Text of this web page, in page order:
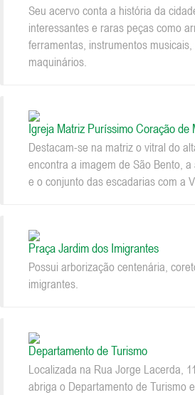
Seu acervo conta a história da
interessantes e raras peças como
ferramentas, instrumentos
maquinários.
Igreja Matriz Puríssimo Coração de
Destacam-se na matriz o vitral do
encontra a imagem de São Bento,
e o conjunto das escadarias com a
Praça Jardim dos Imigrantes
Possui arborização centenária,
imigrantes.
Departamento de Turismo
Localizada na Rua Jorge Lacerda,
abriga o Departamento de Turismo